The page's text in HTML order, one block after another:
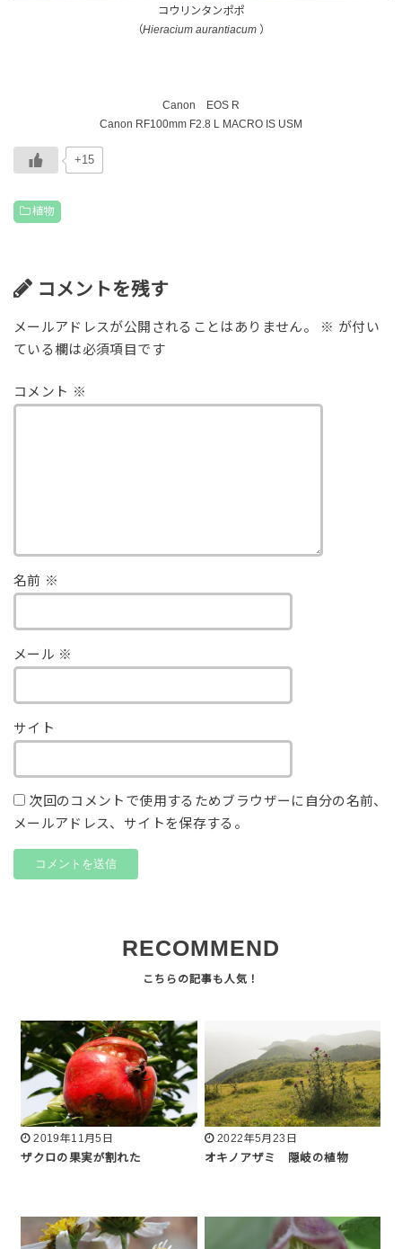
コウリンタンポポ
（Hieracium aurantiacum ）
Canon EOS R
Canon RF100mm F2.8 L MACRO IS USM
+15
植物
コメントを残す
メールアドレスが公開されることはありません。 ※ が付い
ている欄は必須項目です
コメント ※
名前 ※
メール ※
サイト
次回のコメントで使用するためブラウザーに自分の名前、
メールアドレス、サイトを保存する。
RECOMMEND
2019年11月5日
ザクロの果実が割れた
2022年5月23日
オキノアザミ 隠岐の植物